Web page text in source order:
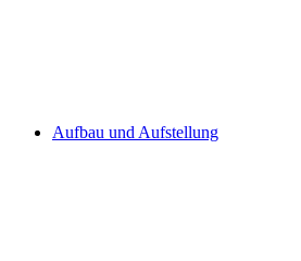
Aufbau und Aufstellung